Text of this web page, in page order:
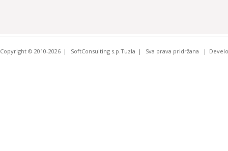
Copyright © 2010-2026 SoftConsulting s.p.Tuzla Sva prava pridržana